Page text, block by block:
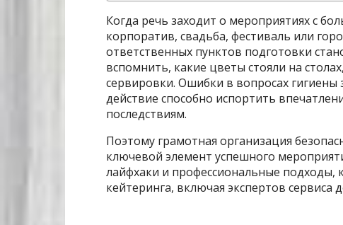
Когда речь заходит о мероприятиях с
корпоратив, свадьба, фестиваль или
ответственных пунктов подготовки
вспомнить, какие цветы стояли на
сервировки. Ошибки в вопросах
действие способно испортить
последствиям.
Поэтому грамотная организация
ключевой элемент успешного
лайфхаки и профессиональные подходы,
кейтеринга, включая экспертов сервиса